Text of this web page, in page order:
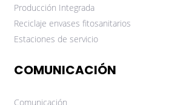
Producción Integrada
Reciclaje envases fitosanitarios
Estaciones de servicio
COMUNICACIÓN
Comunicación